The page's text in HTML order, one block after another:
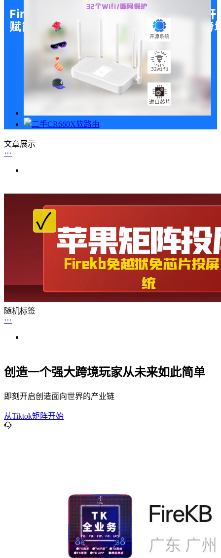
文章展示
随机标签
创造一个强大跨境玩家从未来如此简单
即刻开启创造面向世界的产业链
从Tiktok矩阵开始